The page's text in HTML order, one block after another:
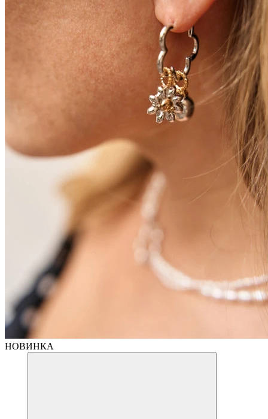
НОВИНКА